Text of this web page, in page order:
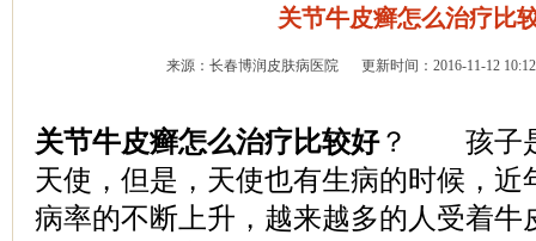
关节牛皮癣怎么治疗比
来源：长春博润皮肤病医院 更新时间：2016-11-12
关节牛皮癣怎么治疗比较好？ 孩子是
天使，但是，天使也有生病的时候，近
病率的不断上升，越来越多的人受着牛